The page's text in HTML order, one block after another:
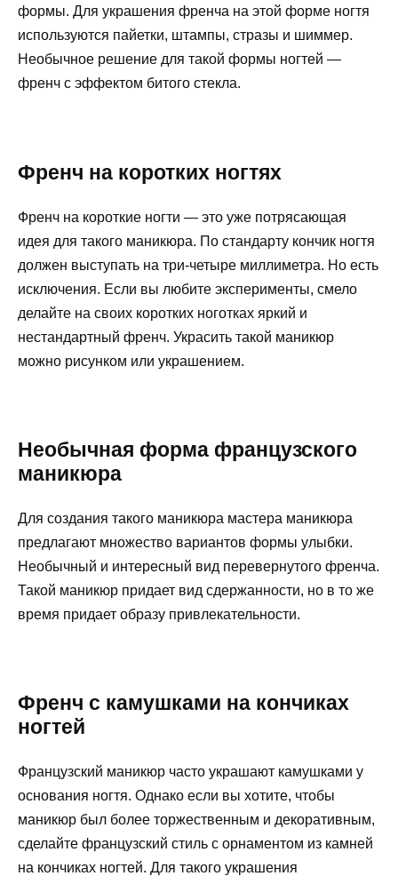
формы. Для украшения френча на этой форме ногтя
используются пайетки, штампы, стразы и шиммер.
Необычное решение для такой формы ногтей —
френч с эффектом битого стекла.
Френч на коротких ногтях
Френч на короткие ногти — это уже потрясающая
идея для такого маникюра. По стандарту кончик ногтя
должен выступать на три-четыре миллиметра. Но есть
исключения. Если вы любите эксперименты, смело
делайте на своих коротких ноготках яркий и
нестандартный френч. Украсить такой маникюр
можно рисунком или украшением.
Необычная форма французского
маникюра
Для создания такого маникюра мастера маникюра
предлагают множество вариантов формы улыбки.
Необычный и интересный вид перевернутого френча.
Такой маникюр придает вид сдержанности, но в то же
время придает образу привлекательности.
Френч с камушками на кончиках
ногтей
Французский маникюр часто украшают камушками у
основания ногтя. Однако если вы хотите, чтобы
маникюр был более торжественным и декоративным,
сделайте французский стиль с орнаментом из камней
на кончиках ногтей. Для такого украшения